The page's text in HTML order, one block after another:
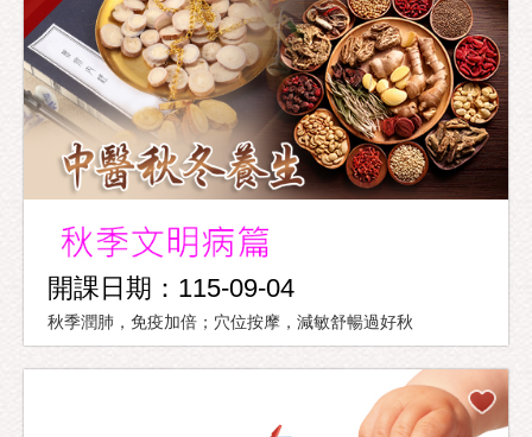
開課日期：115-09-04
秋季潤肺，免疫加倍；穴位按摩，減敏舒暢過好秋